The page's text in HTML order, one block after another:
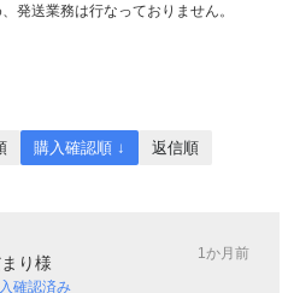
発送業務は行なっておりません。
購入確認順 ↓
返信順
り様
確認済み
1か月前